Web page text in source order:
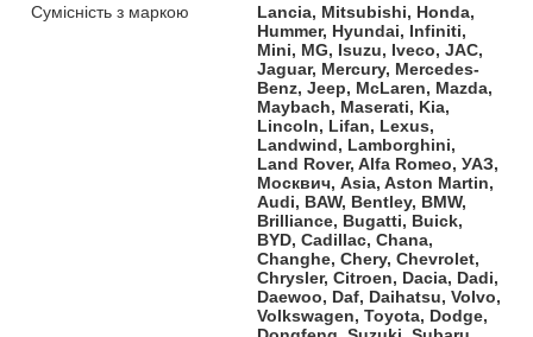
Сумісність з маркою
Lancia, Mitsubishi, Honda,
Hummer, Hyundai, Infiniti,
Mini, MG, Isuzu, Iveco, JAC,
Jaguar, Mercury, Mercedes-
Benz, Jeep, McLaren, Mazda,
Maybach, Maserati, Kia,
Lincoln, Lifan, Lexus,
Landwind, Lamborghini,
Land Rover, Alfa Romeo, УАЗ,
Москвич, Asia, Aston Martin,
Audi, BAW, Bentley, BMW,
Brilliance, Bugatti, Buick,
BYD, Cadillac, Chana,
Changhe, Chery, Chevrolet,
Chrysler, Citroen, Dacia, Dadi,
Daewoo, Daf, Daihatsu, Volvo,
Volkswagen, Toyota, Dodge,